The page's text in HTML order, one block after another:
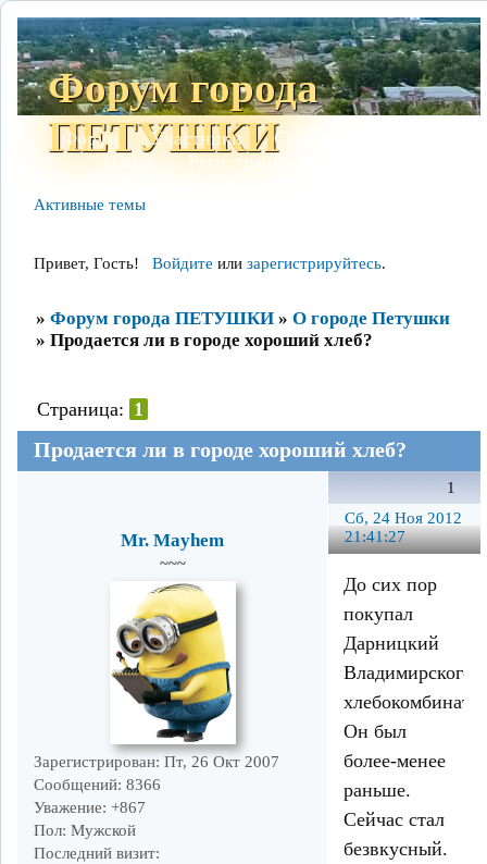
Форум города
ПЕТУШКИ
Форум Участники Сайт
Поиск
Регистрация
Активные темы
Привет, Гость! Войдите или зарегистрируйтесь.
» Форум города ПЕТУШКИ » О городе Петушки
» Продается ли в городе хороший хлеб?
Продается ли в городе хороший хлеб?
Страница: 1
1
Сб, 24 Ноя 2012
21:41:27
Mr. Mayhem
~~~
Зарегистрирован: Пт, 26 Окт 2007
Сообщений: 8366
Уважение: +867
Пол: Мужской
Последний визит:
До сих пор
покупал
Дарницкий
Владимирского
хлебокомбината.
Он был
более-менее
раньше.
Сейчас стал
безвкусный.